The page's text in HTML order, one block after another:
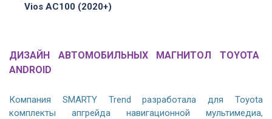
Vios AC100 (2020+)
ДИЗАЙН АВТОМОБИЛЬНЫХ МАГНИТОЛ TOYOTA
ANDROID
Компания SMARTY Trend разработала для Toyota
комплекты апгрейда навигационной мультимедиа,